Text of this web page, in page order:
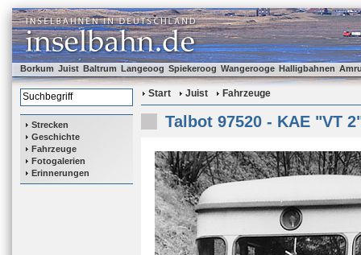
Borkum Juist Baltrum Langeoog Spiekeroog Wangerooge Halligbahnen
Strecken
Geschichte
Fahrzeuge
Fotogalerien
Erinnerungen
Start Juist Fahrzeuge
Talbot 97520 - KAE "VT